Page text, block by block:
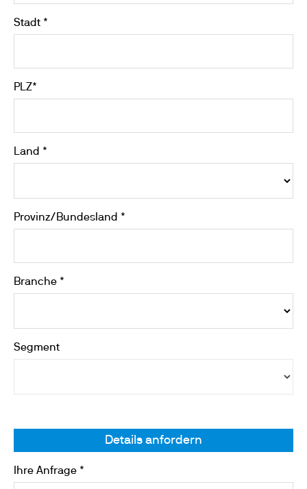
Stadt *
PLZ*
Land *
Provinz/Bundesland *
Branche *
Segment
Details anfordern
Ihre Anfrage *